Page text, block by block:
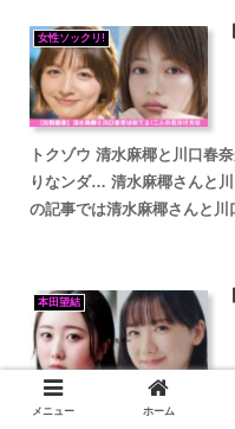
女性ソックリ!
トクゾウ 清水麻椰と川口春
りなンダ… 清水麻椰さんと
の記事では清水麻椰さんと
本田望結
トクゾウ 芦田愛菜と本田望
メニュー ホーム